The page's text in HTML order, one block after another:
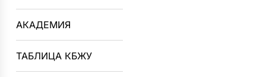
АКАДЕМИЯ
ТАБЛИЦА КБЖУ